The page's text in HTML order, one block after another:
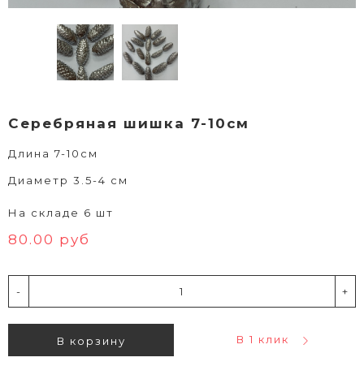
Серебряная шишка 7-10см
Длина 7-10см
Диаметр 3.5-4 см
На складе 6 шт
80.00 руб
- +
В корзину В 1 клик